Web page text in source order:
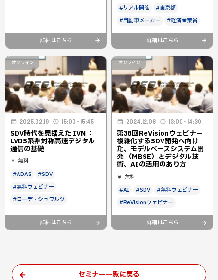
詳細はこちら
#リアル開催
#東京都
#自動車メーカー
#経済産業省
詳細はこちら
オンライン
2025.02.19 15:00 - 15:45
SDV時代を見据えた IVN ：
LVDS系非対称高速デジタル
通信の基礎
無料
#ADAS
#SDV
#無料ウェビナー
#ローデ・シュワルツ
詳細はこちら
オンライン
2024.12.06 13:00 - 14:30
第38回ReVisionウェビナー
複雑化するSDV開発へ向け
た、モデルベースシステム開
発 （MBSE）とデジタル技
術、AIの活用のあり方
無料
#AI #SDV
#無料ウェビナー
#ReVisionウェビナー
詳細はこちら
セミナー一覧に戻る